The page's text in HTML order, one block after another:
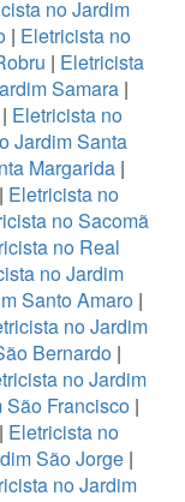
no Jardim
| Eletricista no
| Eletricista
Samara |
Eletricista no
Jardim Santa
Margarida|
| Eletricista no
no Sacomã
no Real
no Jardim
Santo Amaro|
no Jardim
Bernardo |
no Jardim
São Francisco|
| Eletricista no
São Jorge|
no Jardim